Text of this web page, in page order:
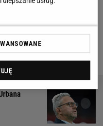
zakładano.
ligowych piłkarze
3 czerwca na PGE
towarzyski.